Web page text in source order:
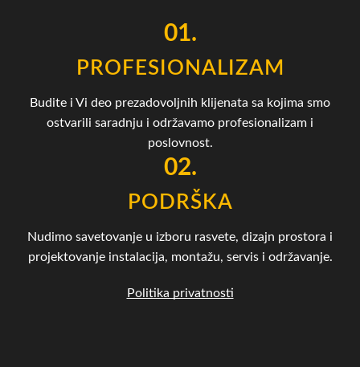
01.
PROFESIONALIZAM
Budite i Vi deo prezadovoljnih klijenata sa kojima smo
ostvarili saradnju i održavamo profesionalizam i
poslovnost.
02.
PODRŠKA
Nudimo savetovanje u izboru rasvete, dizajn prostora i
projektovanje instalacija, montažu, servis i održavanje.
Politika privatnosti